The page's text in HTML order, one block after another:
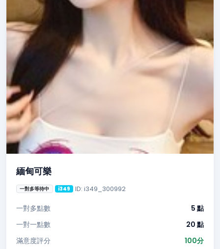
緬甸可樂
一對多等待中 i349 ID: i349_300992
一對多點數
5 點
一對一點數
20 點
滿意度評分
100分